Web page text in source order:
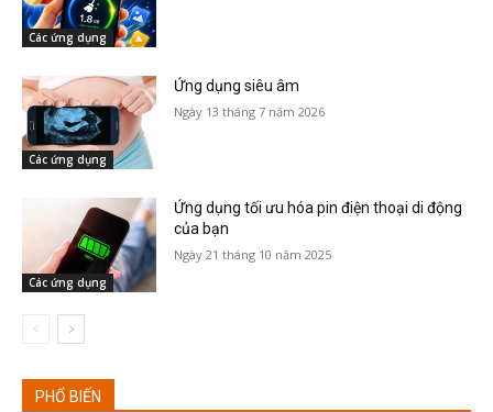
Các ứng dụng
Các ứng dụng
Ứng dụng siêu âm
Ngày 13 tháng 7 năm 2026
Các ứng dụng
Ứng dụng tối ưu hóa pin điện thoại di động
của bạn
Ngày 21 tháng 10 năm 2025
PHỔ BIẾN